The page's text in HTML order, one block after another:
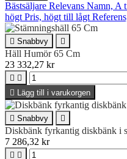
Bästsäljare Relevans Namn, A
högt Pris, högt till lågt
 Snabbvy 
Häll Humör 65 Cm
23 332,27 kr
 
 Lägg till i varukorgen
 Snabbvy 
Diskbänk fyrkantig diskbänk i
7 286,32 kr
 